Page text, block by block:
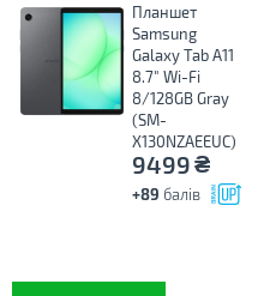
Планшет
Samsung
Galaxy Tab A11
8.7" Wi-Fi
8/128GB Gray
(SM-
X130NZAEEUC)
9499₴
+89 балів